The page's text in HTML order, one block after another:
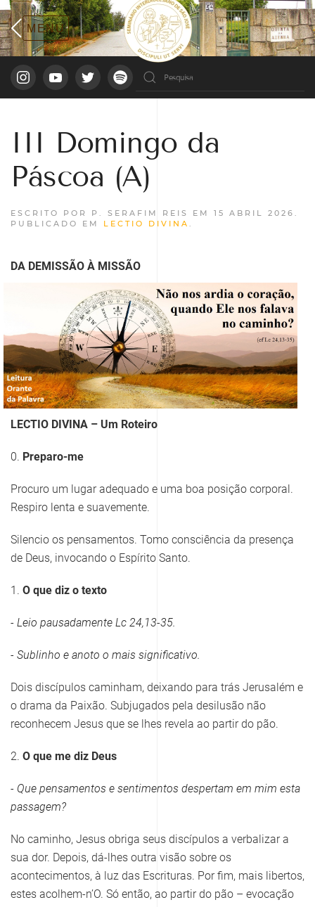
III Domingo da
Páscoa (A)
ESCRITO POR P. SERAFIM REIS EM 15 ABRIL 2026 .
PUBLICADO EM LECTIO DIVINA .
DA DEMISSÃO À MISSÃO
LECTIO DIVINA – Um Roteiro
0. Preparo-me
Procuro um lugar adequado e uma boa posição corporal.
Respiro lenta e suavemente.
Silencio os pensamentos. Tomo consciência da presença
de Deus, invocando o Espírito Santo.
1. O que diz o texto
- Leio pausadamente Lc 24,13-35.
- Sublinho e anoto o mais significativo.
Dois discípulos caminham, deixando para trás Jerusalém e
o drama da Paixão. Subjugados pela desilusão não
reconhecem Jesus que se lhes revela ao partir do pão.
2. O que me diz Deus
- Que pensamentos e sentimentos despertam em mim esta
passagem?
No caminho, Jesus obriga seus discípulos a verbalizar a
sua dor. Depois, dá-lhes outra visão sobre os
acontecimentos, à luz das Escrituras. Por fim, mais libertos,
estes acolhem-n’O. Só então, ao partir do pão – evocação